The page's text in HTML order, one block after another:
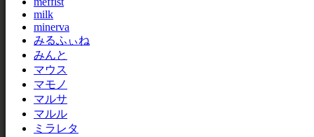
milk
minerva
みるふぃね
みんと
マウス
マモノ
マルサ
マルル
ミラレタ